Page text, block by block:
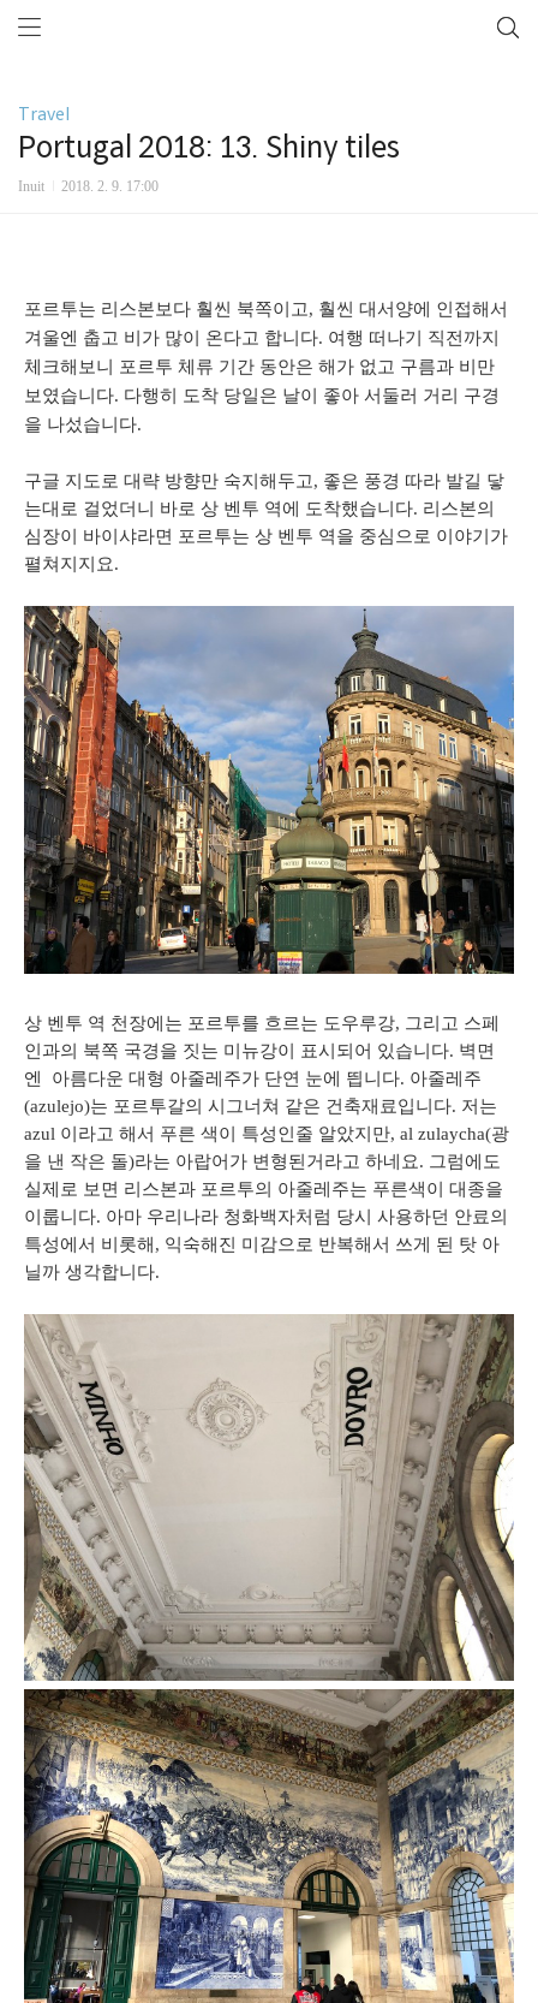
Travel
Portugal 2018: 13. Shiny tiles
Inuit 2018. 2. 9. 17:00
포르투는 리스본보다 훨씬 북쪽이고, 훨씬 대서양에
인접해서
겨울엔
춥고 비가 많이 온다고 합니다. 여행 떠나기
직전까지
체크해보니
포르투 체류 기간 동안은 해가 없고 구름과 비만
보였습니다. 다행히 도착 당일은 날이 좋아 서둘러 거리
구경
을 나섰습니다.
구글 지도로 대략 방향만 숙지해두고, 좋은 풍경 따라 발길 닿
는대로 걸었더니 바로 상 벤투 역에 도착했습니다. 리스본의
심장이
바이샤라면 포르투는 상 벤투 역을 중심으로 이야기가
펼쳐지지요.
상 벤투 역 천장에는 포르투를 흐르는 도우루강, 그리고 스페
인과의 북쪽 국경을 짓는 미뉴강이 표시되어 있습니다. 벽면
엔
아름다운 대형 아줄레주가 단연 눈에 띕니다. 아줄레주
(azulejo)는 포르투갈의 시그너쳐 같은 건축재료입니다. 저는
azul 이라고 해서 푸른 색이 특성인줄 알았지만, al zulaycha(광
을 낸 작은 돌)라는 아랍어가 변형된거라고 하네요. 그럼에도
실제로 보면 리스본과 포르투의 아줄레주는 푸른색이
대종을
이룹니다. 아마 우리나라 청화백자처럼 당시 사용하던 안료의
특성에서 비롯해 , 익숙해진 미감으로 반복해서 쓰게 된 탓 아
닐까 생각합니다.